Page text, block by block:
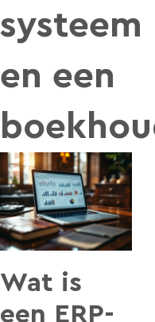
systeem
en een
Wat is
een ERP-